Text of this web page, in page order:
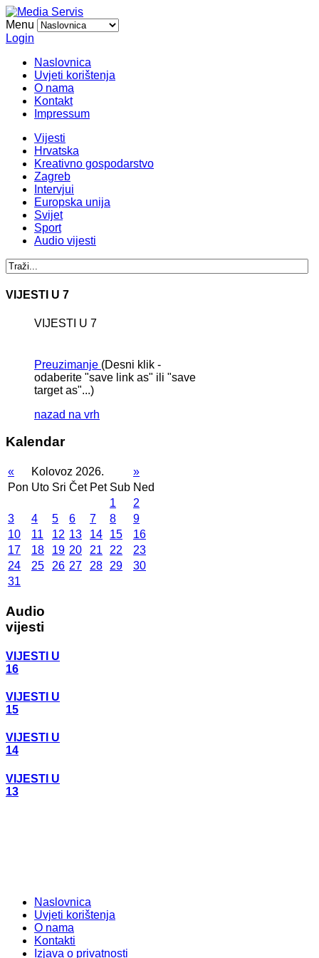
Menu
Login
Naslovnica
Uvjeti korištenja
O nama
Kontakt
Impressum
Vijesti
Hrvatska
Kreativno gospodarstvo
Zagreb
Intervjui
Europska unija
Svijet
Sport
Audio vijesti
VIJESTI U 7
VIJESTI U 7
Preuzimanje (Desni klik -
odaberite "save link as" ili "save
target as"...)
nazad na vrh
Kalendar
« Kolovoz 2026.
»
Pon Uto Sri Čet Pet Sub Ned
1
2
3
4 5 6 7 8
9
10
11 12 13 14 15
16
17
18 19 20 21 22
23
24
25 26 27 28 29
30
31
Audio
vijesti
VIJESTI U
16
VIJESTI U
15
VIJESTI U
14
VIJESTI U
13
Naslovnica
Uvjeti korištenja
O nama
Kontakti
Izjava o privatnosti